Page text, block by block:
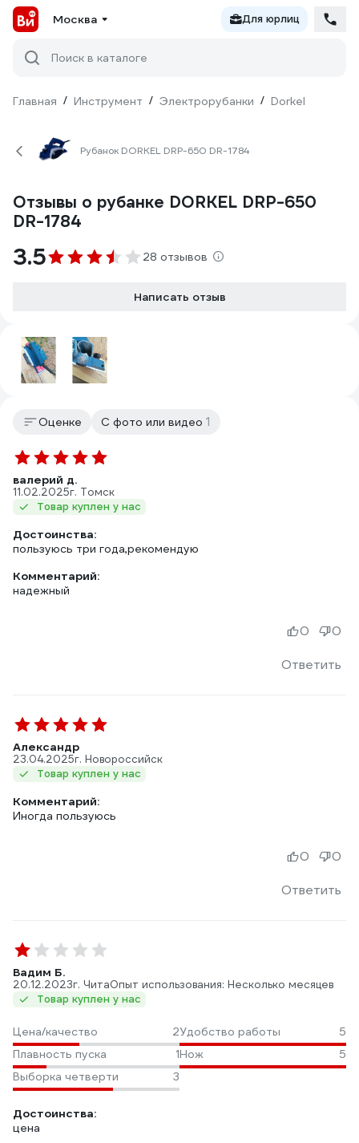
Москва Для юрлиц
Поиск в каталоге
Главная / Инструмент / Электрорубанки / Dorkel
Рубанок DORKEL DRP-650 DR-1784
Отзывы о рубанке DORKEL DRP-650
DR-1784
3.5 28 отзывов
Написать отзыв
Оценке С фото или видео 1
валерий д.
11.02.2025г. Томск
Товар куплен у нас
Достоинства:
пользуюсь три года,рекомендую
Комментарий:
надежный
Ответить
0 0
Александр
23.04.2025г. Новороссийск
Товар куплен у нас
Комментарий:
Иногда пользуюсь
Ответить
0 0
Вадим Б.
20.12.2023г. ЧитаОпыт использования: Несколько месяцев
Товар куплен у нас
Цена/качество 2Удобство работы
5
Плавность пуска
1Нож
5
Выборка четверти
3
Достоинства:
цена